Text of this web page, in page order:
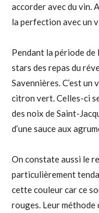
accorder avec du vin.
la perfection avec un
Pendant la période de
stars des repas du
Savennières. C’est
citron vert. Celles-ci
des noix de Saint-
d’une sauce aux
On constate aussi le
particulièrement
cette couleur car ce
rouges. Leur